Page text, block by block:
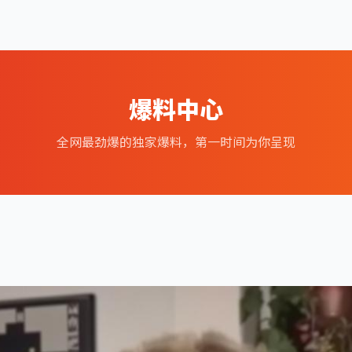
爆料中心
全网最劲爆的独家爆料，第一时间为你呈现